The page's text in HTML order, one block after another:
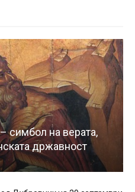
симбол на верата,
државност